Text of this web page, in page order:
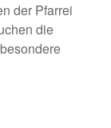
der Pfarrei
die